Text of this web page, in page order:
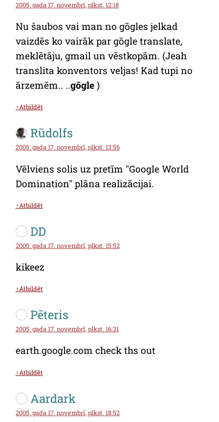
2005. gada 17. novembrī, plkst. 12:18
Nu šaubos vai man no gōgles jelkad
vaizdēs ko vairāk par gōgle translate,
meklētāju, gmail un vēstkopām. (Jeah
translita konventors veljas! Kad tupi no
ārzemēm.. ..gōgle)
↑Atbildēt
Rūdolfs
2005. gada 17. novembrī, plkst. 13:56
Vēlviens solis uz pretīm "Google World
Domination" plāna realizācijai.
↑Atbildēt
DD
2005. gada 17. novembrī, plkst. 15:52
kikeez
↑Atbildēt
Pēteris
2005. gada 17. novembrī, plkst. 16:31
earth.google.com check ths out
↑Atbildēt
Aardark
2005. gada 17. novembrī, plkst. 18:52